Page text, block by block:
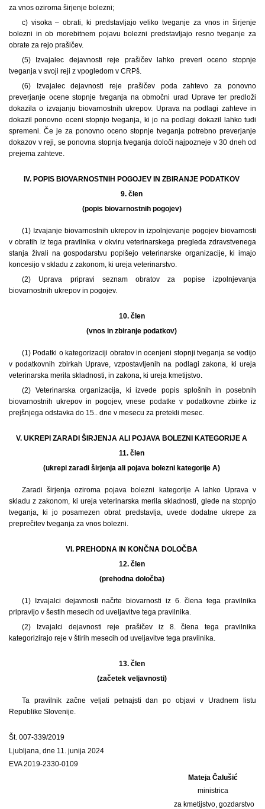
za vnos oziroma širjenje bolezni;
c) visoka – obrati, ki predstavljajo veliko tveganje za vnos in širjenje
bolezni in ob morebitnem pojavu bolezni predstavljajo resno tveganje za
obrate za rejo prašičev.
(5) Izvajalec dejavnosti reje prašičev lahko preveri oceno stopnje
tveganja v svoji reji z vpogledom v CRPš.
(6) Izvajalec dejavnosti reje prašičev poda zahtevo za ponovno
preverjanje ocene stopnje tveganja na območni urad Uprave ter predloži
dokazila o izvajanju biovarnostnih ukrepov. Uprava na podlagi zahteve in
dokazil ponovno oceni stopnjo tveganja, ki jo na podlagi dokazil lahko tudi
spremeni. Če je za ponovno oceno stopnje tveganja potrebno preverjanje
dokazov v reji, se ponovna stopnja tveganja določi najpozneje v 30 dneh od
prejema zahteve.
IV. POPIS BIOVARNOSTNIH POGOJEV IN ZBIRANJE PODATKOV
9. člen
(popis biovarnostnih pogojev)
(1) Izvajanje biovarnostnih ukrepov in izpolnjevanje pogojev biovarnosti
v obratih iz tega pravilnika v okviru veterinarskega pregleda zdravstvenega
stanja živali na gospodarstvu popišejo veterinarske organizacije, ki imajo
koncesijo v skladu z zakonom, ki ureja veterinarstvo.
(2) Uprava pripravi seznam obratov za popise izpolnjevanja
biovarnostnih ukrepov in pogojev.
10. člen
(vnos in zbiranje podatkov)
(1) Podatki o kategorizaciji obratov in ocenjeni stopnji tveganja se vodijo
v podatkovnih zbirkah Uprave, vzpostavljenih na podlagi zakona, ki ureja
veterinarska merila skladnosti, in zakona, ki ureja kmetijstvo.
(2) Veterinarska organizacija, ki izvede popis splošnih in posebnih
biovarnostnih ukrepov in pogojev, vnese podatke v podatkovne zbirke iz
prejšnjega odstavka do 15.. dne v mesecu za pretekli mesec.
V. UKREPI ZARADI ŠIRJENJA ALI POJAVA BOLEZNI KATEGORIJE A
11. člen
(ukrepi zaradi širjenja ali pojava bolezni kategorije A)
Zaradi širjenja oziroma pojava bolezni kategorije A lahko Uprava v
skladu z zakonom, ki ureja veterinarska merila skladnosti, glede na stopnjo
tveganja, ki jo posamezen obrat predstavlja, uvede dodatne ukrepe za
preprečitev tveganja za vnos bolezni.
VI. PREHODNA IN KONČNA DOLOČBA
12. člen
(prehodna določba)
(1) Izvajalci dejavnosti načrte biovarnosti iz 6. člena tega pravilnika
pripravijo v šestih mesecih od uveljavitve tega pravilnika.
(2) Izvajalci dejavnosti reje prašičev iz 8. člena tega pravilnika
kategorizirajo reje v štirih mesecih od uveljavitve tega pravilnika.
13. člen
(začetek veljavnosti)
Ta pravilnik začne veljati petnajsti dan po objavi v Uradnem listu
Republike Slovenije.
Št. 007-339/2019
Ljubljana, dne 11. junija 2024
EVA 2019-2330-0109
Mateja Čalušić
ministrica
za kmetijstvo, gozdarstvo